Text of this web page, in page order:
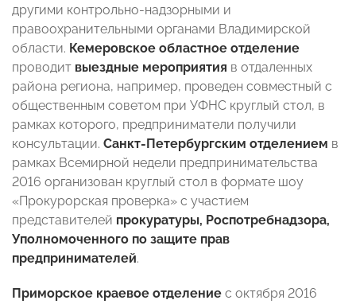
другими контрольно-надзорными и
правоохранительными органами Владимирской
области. Кемеровское областное отделение
проводит выездные мероприятия в отдаленных
района региона, например, проведен совместный с
общественным советом при УФНС круглый стол, в
рамках которого, предприниматели получили
консультации. Санкт-Петербургским отделением в
рамках Всемирной недели предпринимательства
2016 организован круглый стол в формате шоу
«Прокурорская проверка» с участием
представителей прокуратуры, Роспотребнадзора,
Уполномоченного по защите прав
предпринимателей.
Приморское краевое отделение с октября 2016